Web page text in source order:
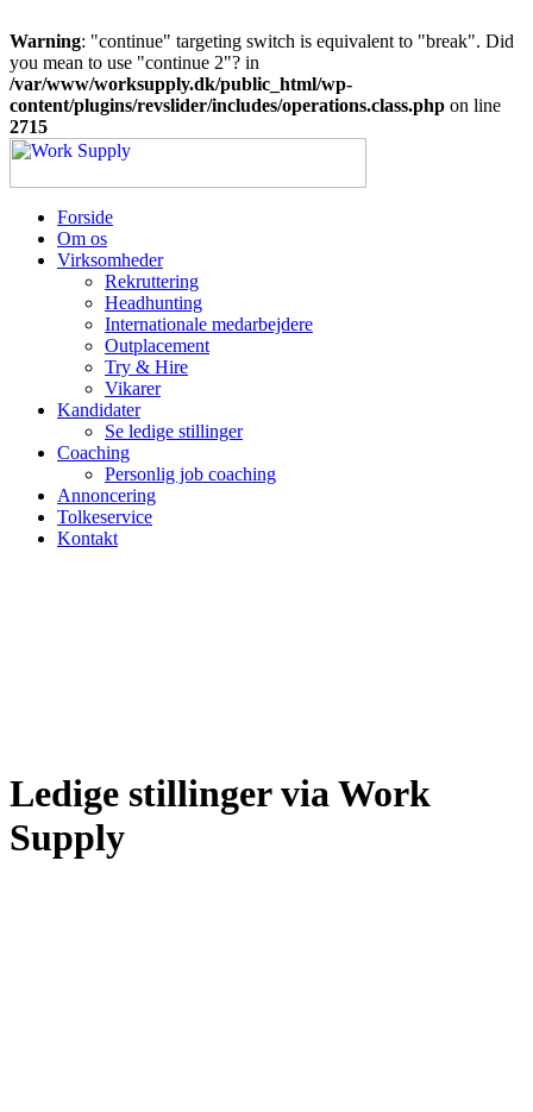
Warning: "continue" targeting switch is equivalent to "break". Did
you mean to use "continue 2"? in
/var/www/worksupply.dk/public_html/wp-
content/plugins/revslider/includes/operations.class.php on line
2715
Forside
Om os
Virksomheder
Rekruttering
Headhunting
Internationale medarbejdere
Outplacement
Try & Hire
Vikarer
Kandidater
Se ledige stillinger
Coaching
Personlig job coaching
Annoncering
Tolkeservice
Kontakt
Ledige stillinger via Work
Supply